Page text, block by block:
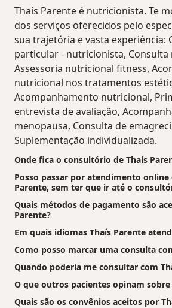
Thaís Parente é nutricionista. Te
dos serviços oferecidos pelo
sua trajetória e vasta experiência:
particular - nutricionista,
Assessoria nutricional fitness,
nutricional nos tratamentos
Acompanhamento nutricional,
entrevista de avaliação,
menopausa, Consulta de
Suplementação individualizada.
Onde fica o consultório de Thaís
Posso passar por atendimento online
Parente, sem ter que ir até o
Quais métodos de pagamento são
Parente?
Em quais idiomas Thaís Parente
Como posso marcar uma consulta
Quando poderia me consultar com
O que outros pacientes opinam sobre
Quais são os convênios aceitos por